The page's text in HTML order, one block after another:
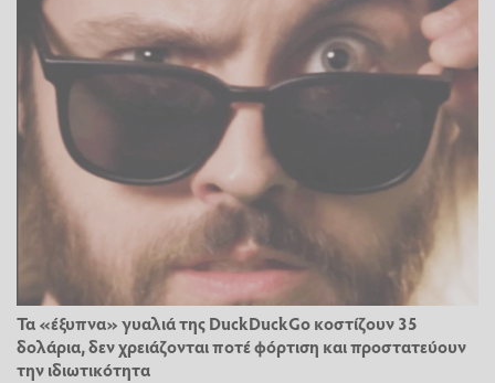
Τα «έξυπνα» γυαλιά της DuckDuckGo κοστίζουν 35
δολάρια, δεν χρειάζονται ποτέ φόρτιση και προστατεύουν
την ιδιωτικότητα